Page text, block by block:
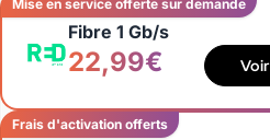
Mise en service offerte sur demande
Fibre 1 Gb/s
22,99€ Voir
Frais d'activation offerts